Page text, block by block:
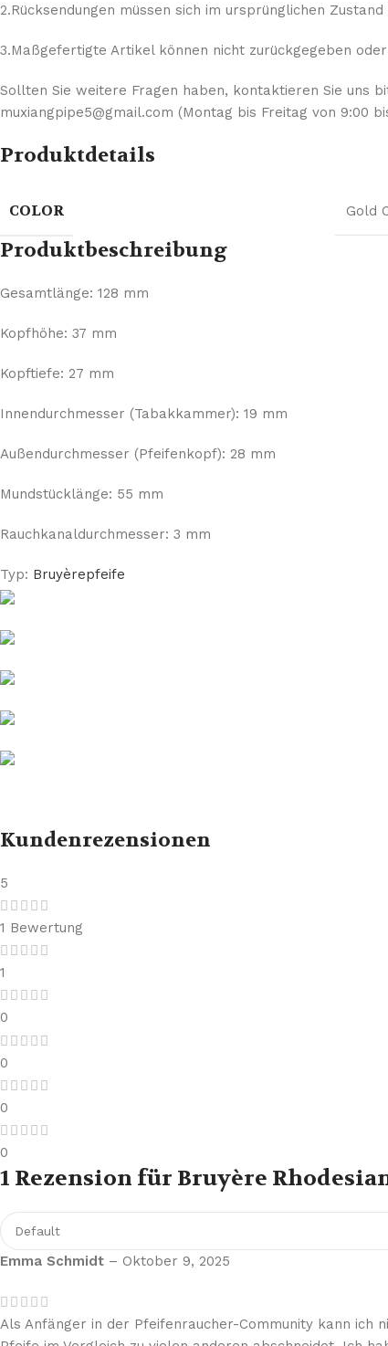
2.Rücksendungen müssen sich im ursprünglichen
3.Maßgefertigte Artikel können nicht zurückgegeben
Sollten Sie weitere Fragen haben, kontaktieren Sie uns
muxiangpipe5@gmail.com (Montag bis Freitag von 9:00
Produktdetails
COLOR Gold
Produktbeschreibung
Gesamtlänge: 128 mm
Kopfhöhe: 37 mm
Kopftiefe: 27 mm
Innendurchmesser (Tabakkammer): 19 mm
Außendurchmesser (Pfeifenkopf): 28 mm
Mundstücklänge: 55 mm
Rauchkanaldurchmesser: 3 mm
Typ: Bruyèrepfeife
Kundenrezensionen
5
1 Bewertung
1
0
0
0
0
1 Rezension für Bruyère
Emma Schmidt – Oktober 9, 2025
Als Anfänger in der Pfeifenraucher-Community kann ich